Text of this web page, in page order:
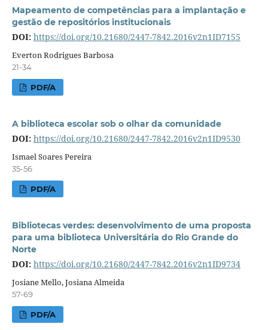
Mapeamento de competências para a implantação e
gestão de repositórios institucionais
DOI: https://doi.org/10.21680/2447-7842.2016v2n1ID7155
Everton Rodrigues Barbosa
21-34
PDF/A
A biblioteca escolar sob o olhar da comunidade
DOI: https://doi.org/10.21680/2447-7842.2016v2n1ID9530
Ismael Soares Pereira
35-56
PDF/A
Bibliotecas verdes: desenvolvimento de uma proposta
para uma biblioteca Universitária do Rio Grande do
Norte
DOI: https://doi.org/10.21680/2447-7842.2016v2n1ID9734
Josiane Mello, Josiana Almeida
57-69
PDF/A